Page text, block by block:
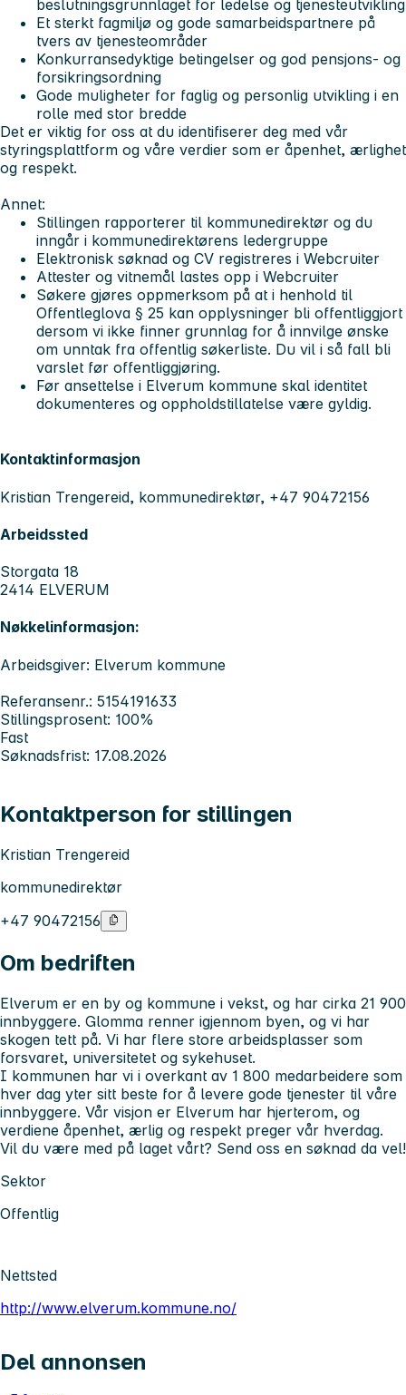
beslutningsgrunnlaget for ledelse og tjenesteutvikling
Et sterkt fagmiljø og gode samarbeidspartnere på
tvers av tjenesteområder
Konkurransedyktige betingelser og god pensjons- og
forsikringsordning
Gode muligheter for faglig og personlig utvikling i en
rolle med stor bredde
Det er viktig for oss at du identifiserer deg med vår
styringsplattform og våre verdier som er åpenhet, ærlighet
og respekt.
Annet:
Stillingen rapporterer til kommunedirektør og du
inngår i kommunedirektørens ledergruppe
Elektronisk søknad og CV registreres i Webcruiter
Attester og vitnemål lastes opp i Webcruiter
Søkere gjøres oppmerksom på at i henhold til
Offentleglova § 25 kan opplysninger bli offentliggjort
dersom vi ikke finner grunnlag for å innvilge ønske
om unntak fra offentlig søkerliste. Du vil i så fall bli
varslet før offentliggjøring.
Før ansettelse i Elverum kommune skal identitet
dokumenteres og oppholdstillatelse være gyldig.
Kontaktinformasjon
Kristian Trengereid, kommunedirektør, +47 90472156
Arbeidssted
Storgata 18
2414 ELVERUM
Nøkkelinformasjon:
Arbeidsgiver: Elverum kommune
Referansenr.: 5154191633
Stillingsprosent: 100%
Fast
Søknadsfrist: 17.08.2026
Kontaktperson for stillingen
Kristian Trengereid
kommunedirektør
+47 90472156
Om bedriften
Elverum er en by og kommune i vekst, og har cirka 21 900
innbyggere. Glomma renner igjennom byen, og vi har
skogen tett på. Vi har flere store arbeidsplasser som
forsvaret, universitetet og sykehuset.
I kommunen har vi i overkant av 1 800 medarbeidere som
hver dag yter sitt beste for å levere gode tjenester til våre
innbyggere. Vår visjon er Elverum har hjerterom, og
verdiene åpenhet, ærlig og respekt preger vår hverdag.
Vil du være med på laget vårt? Send oss en søknad da vel!
Sektor
Offentlig
Nettsted
http://www.elverum.kommune.no/
Del annonsen